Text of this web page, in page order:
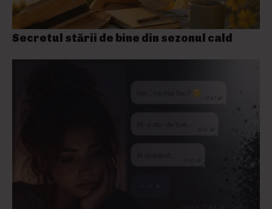
Secretul stării de bine din sezonul cald